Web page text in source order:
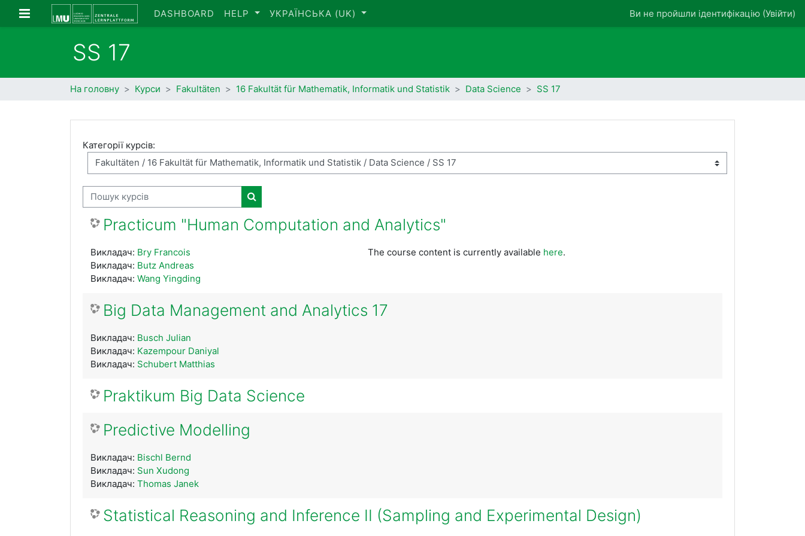
Перейти до головного вмісту
Бокова панель DASHBOARD HELP УКРАЇНСЬКА ‎(UK)‎ Ви не пройшли ідентифікацію (Увійти)
SS 17
На головну Курси Fakultäten 16 Fakultät für Mathematik, Informatik und Statistik Data Science SS 17
Категорії курсів:
Пошук курсів
Пошук курсів
Practicum "Human Computation and Analytics"
The course content is currently available here.
Викладач: Bry Francois
Викладач: Butz Andreas
Викладач: Wang Yingding
Big Data Management and Analytics 17
Викладач: Busch Julian
Викладач: Kazempour Daniyal
Викладач: Schubert Matthias
Praktikum Big Data Science
Predictive Modelling
Викладач: Bischl Bernd
Викладач: Sun Xudong
Викладач: Thomas Janek
Statistical Reasoning and Inference II (Sampling and Experimental Design)